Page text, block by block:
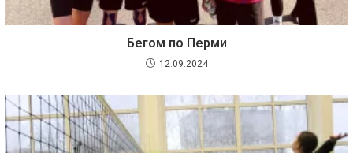
Бегом по Перми
12.09.2024